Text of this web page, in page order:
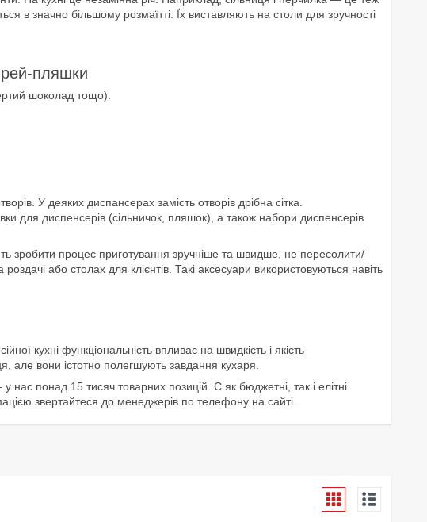
в значно більшому розмаїтті. Їх виставляють на столи для зручності
пляшки
шоколад тощо).
У деяких диспансерах замість отворів дрібна сітка.
для диспенсерів (сільничок, пляшок), а також набори диспенсерів
зробити процес приготування зручніше та швидше, не пересолити/
або столах для клієнтів. Такі аксесуари використовуються навіть
кухні функціональність впливає на швидкість і якість
але вони істотно полегшують завдання кухаря.
понад 15 тисяч товарних позицій. Є як бюджетні, так і елітні
звертайтеся до менеджерів по телефону на сайті.